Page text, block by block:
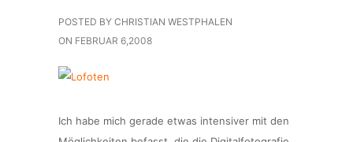
POSTED BY CHRISTIAN WESTPHALEN
ON FEBRUAR 6,2008
Ich habe mich gerade etwas intensiver mit den